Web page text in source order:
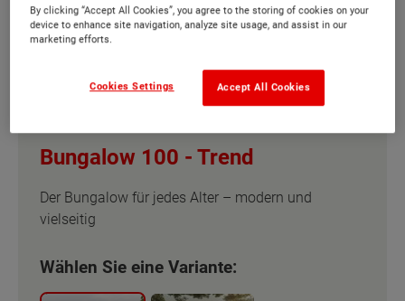
Energiestandard EH 40
Bungalow 100 - Trend
Der Bungalow für jedes Alter – modern und
vielseitig
Wählen Sie eine Variante:
By clicking “Accept All Cookies”, you agree to the storing of cookies on your
device to enhance site navigation, analyze site usage, and assist in our
marketing efforts.
Accept All Cookies
Cookies Settings